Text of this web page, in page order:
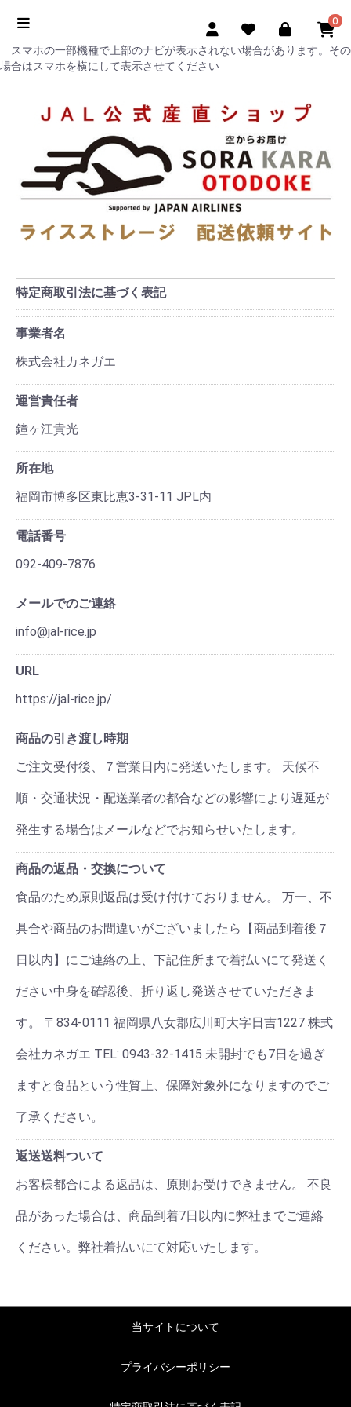
0
スマホの一部機種で上部のナビが表示されない場合があります。その
場合はスマホを横にして表示させてください
特定商取引法に基づく表記
事業者名
株式会社カネガエ
運営責任者
鐘ヶ江貴光
所在地
福岡市博多区東比恵3-31-11 JPL内
電話番号
092-409-7876
メールでのご連絡
info@jal-rice.jp
URL
https://jal-rice.jp/
商品の引き渡し時期
ご注文受付後、７営業日内に発送いたします。 天候不
順・交通状況・配送業者の都合などの影響により遅延が
発生する場合はメールなどでお知らせいたします。
商品の返品・交換について
食品のため原則返品は受け付けておりません。 万一、不
具合や商品のお間違いがございましたら【商品到着後７
日以内】にご連絡の上、下記住所まで着払いにて発送く
ださい中身を確認後、折り返し発送させていただきま
す。 〒834-0111 福岡県八女郡広川町大字日吉1227 株式
会社カネガエ TEL: 0943-32-1415 未開封でも7日を過ぎ
ますと食品という性質上、保障対象外になりますのでご
了承ください。
返送送料ついて
お客様都合による返品は、原則お受けできません。 不良
品があった場合は、商品到着7日以内に弊社までご連絡
ください。弊社着払いにて対応いたします。
当サイトについて
プライバシーポリシー